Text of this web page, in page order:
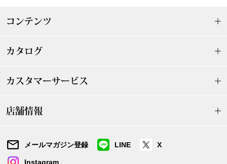
コンテンツ
カタログ
カスタマーサービス
店舗情報
メールマガジン登録 LINE X
Instagram